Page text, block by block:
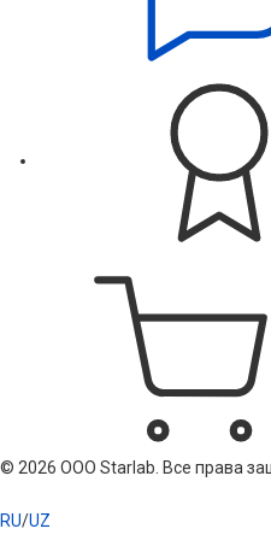
© 2026 ООО Starlab. Все права
RU/UZ